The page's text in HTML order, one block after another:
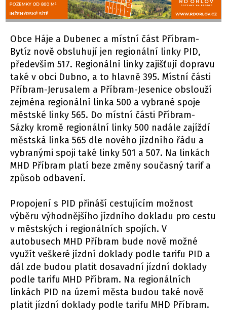
Obce Háje a Dubenec a místní část Příbram-
Bytíz nově obsluhují jen regionální linky PID,
především 517. Regionální linky zajišťují dopravu
také v obci Dubno, a to hlavně 395. Místní části
Příbram-Jerusalem a Příbram-Jesenice obslouží
zejména regionální linka 500 a vybrané spoje
městské linky 565. Do místní části Příbram-
Sázky kromě regionální linky 500 nadále zajíždí
městská linka 565 dle nového jízdního řádu a
vybranými spoji také linky 501 a 507. Na linkách
MHD Příbram platí beze změny současný tarif a
způsob odbavení.
Propojení s PID přináší cestujícím možnost
výběru výhodnějšího jízdního dokladu pro cestu
v městských i regionálních spojích. V
autobusech MHD Příbram bude nově možné
využít veškeré jízdní doklady podle tarifu PID a
dál zde budou platit dosavadní jízdní doklady
podle tarifu MHD Příbram. Na regionálních
linkách PID na území města budou také nově
platit jízdní doklady podle tarifu MHD Příbram.